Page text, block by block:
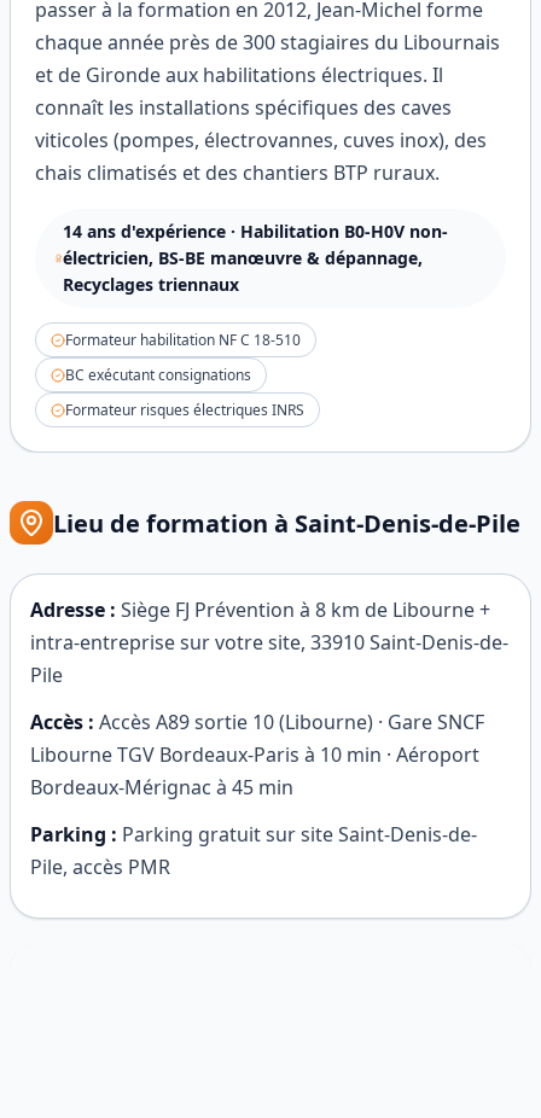
passer à la formation en 2012, Jean-Michel forme
chaque année près de 300 stagiaires du Libournais
et de Gironde aux habilitations électriques. Il
connaît les installations spécifiques des caves
viticoles (pompes, électrovannes, cuves inox), des
chais climatisés et des chantiers BTP ruraux.
14 ans d'expérience · Habilitation B0-H0V non-
électricien, BS-BE manœuvre & dépannage,
Recyclages triennaux
Formateur habilitation NF C 18-510
BC exécutant consignations
Formateur risques électriques INRS
Lieu de formation à Saint-Denis-de-Pile
Adresse : Siège FJ Prévention à 8 km de Libourne +
intra-entreprise sur votre site, 33910Saint-Denis-de-
Pile
Accès : Accès A89 sortie 10 (Libourne) · Gare SNCF
Libourne TGV Bordeaux-Paris à 10 min · Aéroport
Bordeaux-Mérignac à 45 min
Parking : Parking gratuit sur site Saint-Denis-de-
Pile, accès PMR